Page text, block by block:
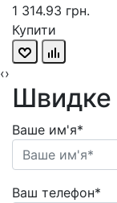
1 314.93 грн.
Купити
‹›
Швидке
Ваше им'я*
Ваш телефон*